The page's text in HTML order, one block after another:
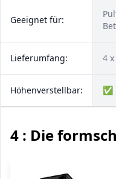
Geeignet für:
Lieferumfang: 4
Höhenverstellbar: ✅
4 : Die